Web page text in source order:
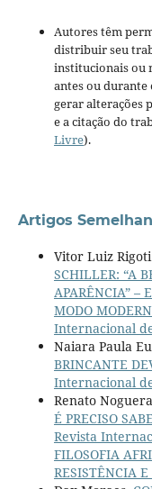
Autores têm
distribuir seu
institucionais ou
antes ou durante
gerar alterações
e a citação do
Livre).
Artigos
Vitor Luiz
SCHILLER: “A
APARÊNCIA” –
MODO
Internacional
Naiara Paula
BRINCANTE
Internacional
Renato
É PRECISO
Revista
FILOSOFIA
RESISTÊNCIA